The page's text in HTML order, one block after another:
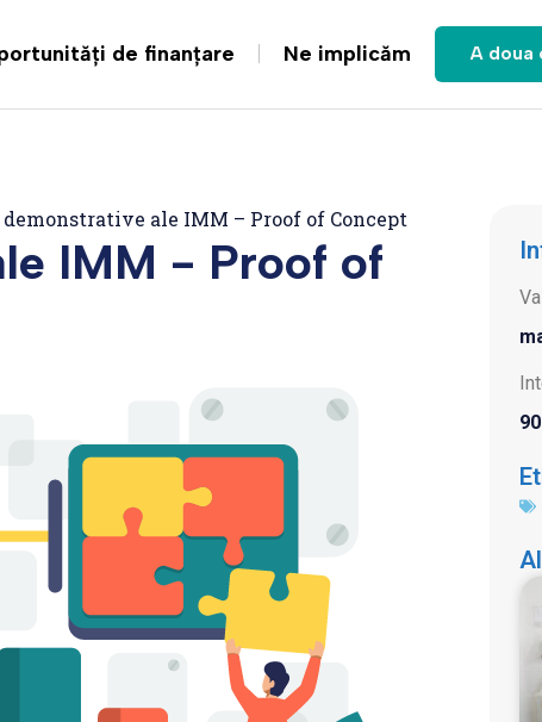
de finanțare Ne implicăm A doua
ale IMM – Proof of Concept
IMM - Proof of